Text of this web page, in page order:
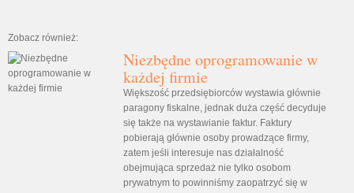
Zobacz również:
Niezbędne oprogramowanie w
każdej firmie
Większość przedsiębiorców wystawia głównie
paragony fiskalne, jednak duża część decyduje
się także na wystawianie faktur. Faktury
pobierają głównie osoby prowadzące firmy,
zatem jeśli interesuje nas działalność
obejmująca sprzedaż nie tylko osobom
prywatnym to powinniśmy zaopatrzyć się w